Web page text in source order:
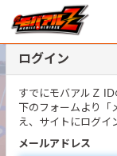
ログイン
すでにモバアルＺ
下のフォームより
え、サイトにログイ
メールアドレス